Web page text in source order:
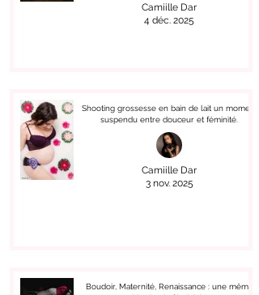
Camiille Dar
4 déc. 2025
Shooting grossesse en bain de lait un moment
suspendu entre douceur et féminité.
Camiille Dar
3 nov. 2025
Boudoir, Maternité, Renaissance : une même